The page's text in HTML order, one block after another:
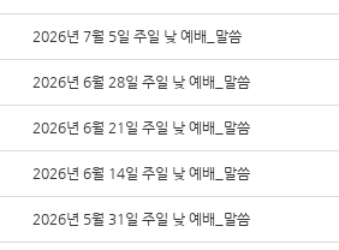
2026년 7월 5일 주일 낮 예배_말씀
2026년 6월 28일 주일 낮 예배_말씀
2026년 6월 21일 주일 낮 예배_말씀
2026년 6월 14일 주일 낮 예배_말씀
2026년 5월 31일 주일 낮 예배_말씀